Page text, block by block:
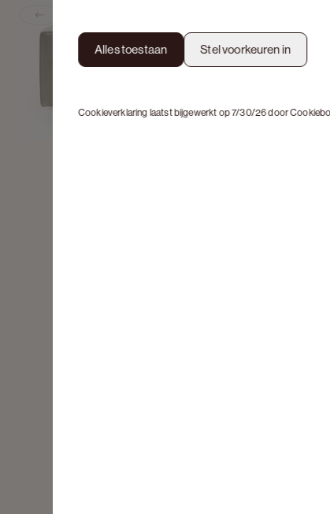
Alles toestaan Stel voorkeuren in
Cookieverklaring laatst bijgewerkt op 7/30/26 door